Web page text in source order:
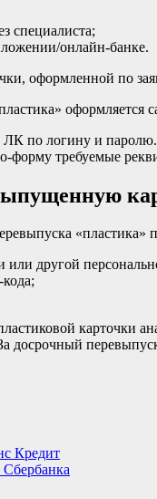
специалиста;
онлайн-банке.
оформленной по
ЛК по логину и
форму требуемые
или другой
карточки
досрочный
Кредит